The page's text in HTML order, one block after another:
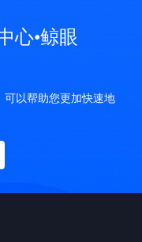
心•鲸眼
可以帮助您更加快速地